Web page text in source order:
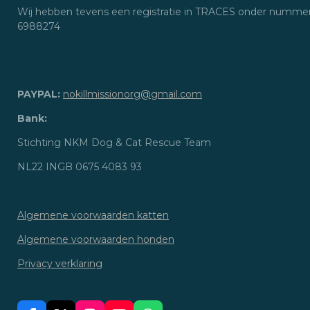
Wij hebben tevens een registratie in TRACES onder
6988274
PAYPAL: nokillmissionorg@gmail.com
Bank:
Stichting NKM Dog & Cat Rescue Team
NL22 INGB 0675 4083 93
Algemene voorwaarden katten
Algemene voorwaarden honden
Privacy verklaring